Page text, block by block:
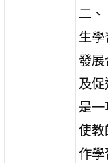
二
生
發
及
是
使
作